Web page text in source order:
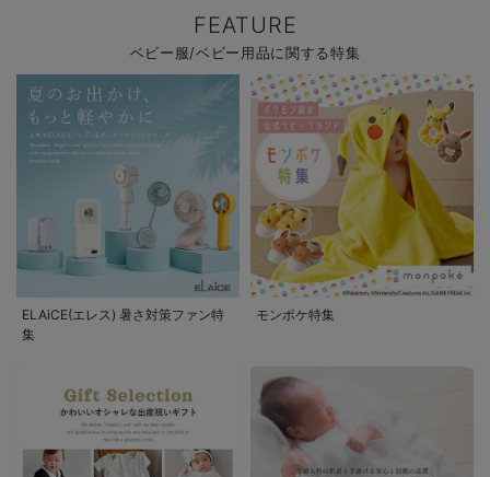
FEATURE
ベビー服/ベビー用品に関する特集
ELAiCE(エレス) 暑さ対策ファン特
集
モンポケ特集